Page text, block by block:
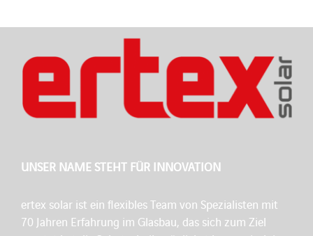
UNSER NAME STEHT FÜR INNOVATION
ertex solar ist ein flexibles Team von Spezialisten mit
70 Jahren Erfahrung im Glasbau, das sich zum Ziel